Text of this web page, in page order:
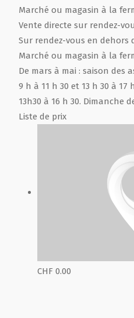
Marché ou magasin à la
Vente directe sur rendez-
Sur rendez-vous en dehors
Marché ou magasin à la
De mars à mai : saison des
9 h à 11 h 30 et 13 h 30 à 17
13h30 à 16 h 30. Dimanche
Liste de prix
CHF 0.00